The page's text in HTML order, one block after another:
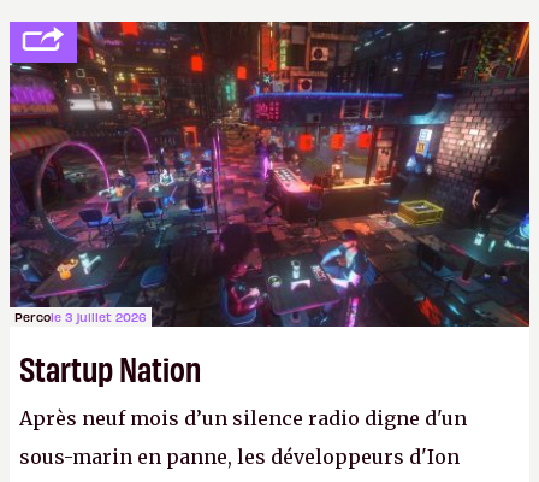
Percole 3 juillet 2026
Startup Nation
Après neuf mois d’un silence radio digne d'un
sous-marin en panne, les développeurs d'Ion